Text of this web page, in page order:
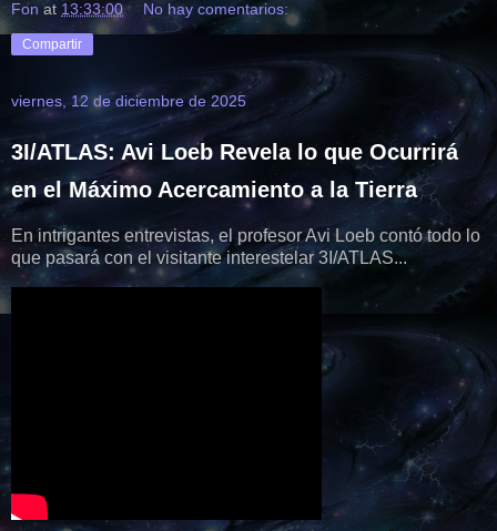
Fon at 13:33:00 No hay comentarios:
Compartir
viernes, 12 de diciembre de 2025
3I/ATLAS: Avi Loeb Revela lo que Ocurrirá
en el Máximo Acercamiento a la Tierra
En intrigantes entrevistas, el profesor Avi Loeb contó todo lo
que pasará con el visitante interestelar 3I/ATLAS...